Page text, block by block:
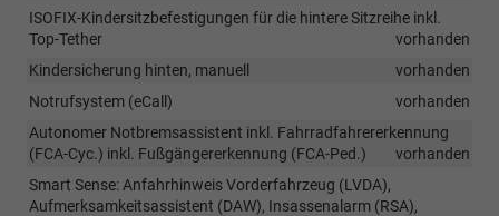
ISOFIX-Kindersitzbefestigungen für die hintere Sitzreihe inkl.
Top-Tether
vorhanden
Kindersicherung hinten, manuell
vorhanden
Notrufsystem (eCall)
vorhanden
Autonomer Notbremsassistent inkl. Fahrradfahrererkennung
(FCA-Cyc.) inkl. Fußgängererkennung (FCA-Ped.)
vorhanden
Smart Sense: Anfahrhinweis Vorderfahrzeug (LVDA),
Aufmerksamkeitsassistent (DAW), Insassenalarm (RSA),